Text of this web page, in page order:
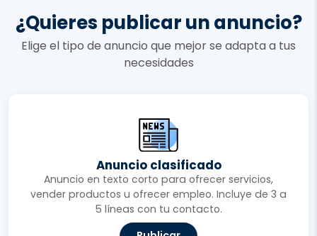
¿Quieres publicar un anuncio?
Elige el tipo de anuncio que mejor se adapta a tus
necesidades
Anuncio clasificado
Anuncio en texto corto para ofrecer servicios,
vender productos u ofrecer empleo. Incluye de 3 a
5 líneas con tu contacto.